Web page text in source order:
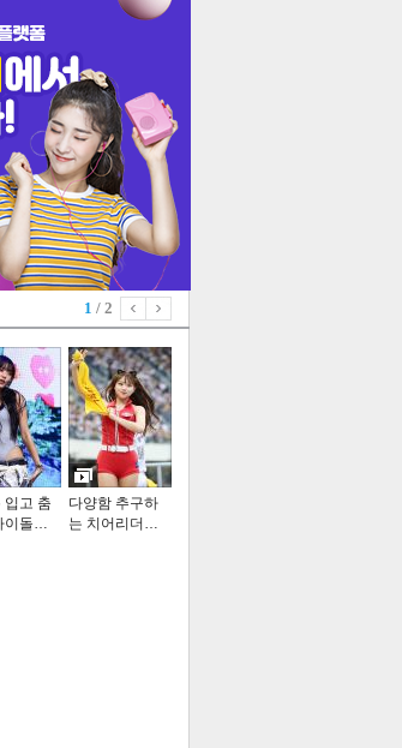
1 / 2
입고 춤
이돌…
다양함 추구하
는 치어리더…